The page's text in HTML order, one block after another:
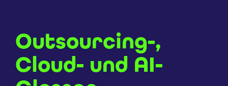
Outsourcing-,
Cloud- und AI-